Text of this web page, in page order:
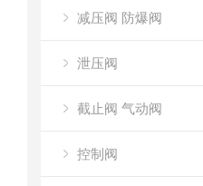
减压阀 防爆阀
泄压阀
截止阀 气动阀
控制阀